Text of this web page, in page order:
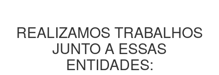
REALIZAMOS TRABALHOS
JUNTO A ESSAS
ENTIDADES: